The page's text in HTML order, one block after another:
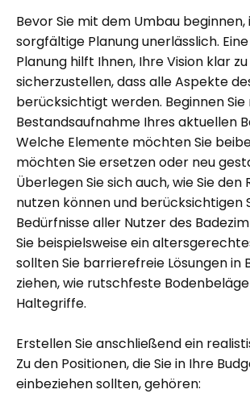
Bevor Sie mit dem Umbau beginnen,
sorgfältige Planung unerlässlich.
Planung hilft Ihnen, Ihre Vision klar
sicherzustellen, dass alle Aspekte
berücksichtigt werden. Beginnen
Bestandsaufnahme Ihres aktuellen
Welche Elemente möchten Sie
möchten Sie ersetzen oder neu
Überlegen Sie sich auch, wie Sie
nutzen können und berücksichtigen
Bedürfnisse aller Nutzer des
Sie beispielsweise ein
sollten Sie barrierefreie Lösungen in
ziehen, wie rutschfeste
Haltegriffe.
Erstellen Sie anschließend ein
Zu den Positionen, die Sie in Ihre
einbeziehen sollten, gehören: